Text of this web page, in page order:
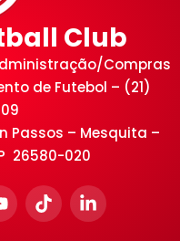
Club
Compras
de Futebol – (21)
Passos – Mesquita –
26580-020